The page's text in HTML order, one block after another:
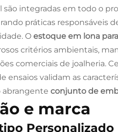
integradas em todo o
práticas responsáveis
O estoque em lona
critérios ambientais,
comerciais de joalheria.
validam as
abrangente conjunto de
e marca
Personalizado